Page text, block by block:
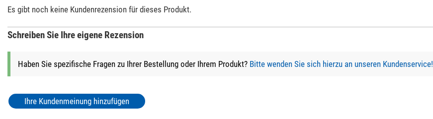
Es gibt noch keine Kundenrezension für dieses Produkt.
Schreiben Sie Ihre eigene Rezension
Haben Sie spezifische Fragen zu Ihrer Bestellung oder Ihrem Produkt? Bitte wenden Sie sich hierzu an unseren Kundenservice!
Ihre Kundenmeinung hinzufügen